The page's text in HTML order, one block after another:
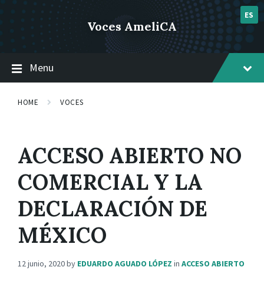
content
navigation
footer
ES
Voces AmeliCA
Menu
HOME VOCES
ACCESO ABIERTO NO
COMERCIAL Y LA
DECLARACIÓN DE
MÉXICO
12 junio, 2020by EDUARDO AGUADO LÓPEZ in ACCESO ABIERTO